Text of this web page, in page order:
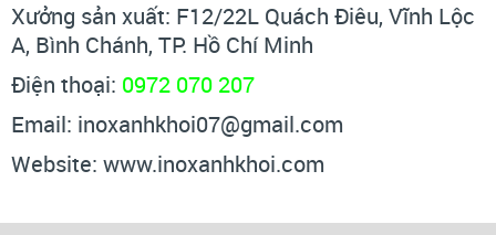
Xưởng sản xuất: F12/22L Quách Điêu, Vĩnh Lộc
A, Bình Chánh, TP. Hồ Chí Minh
Điện thoại: 0972 070 207
Email: inoxanhkhoi07@gmail.com
Website: www.inoxanhkhoi.com